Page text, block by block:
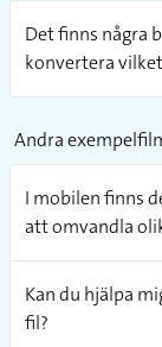
Det finns några
konvertera
Andra
I mobilen finns
att omvandla
Kan du hjälpa
fil?